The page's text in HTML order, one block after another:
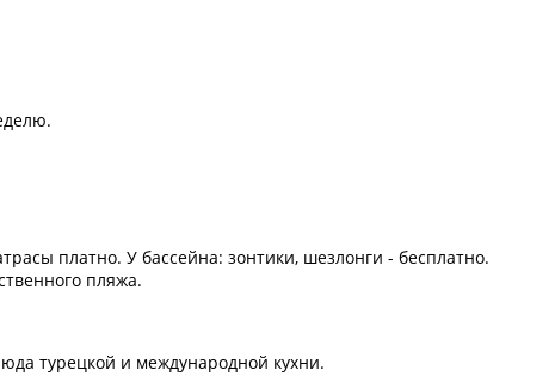
платно. У бассейна: зонтики, шезлонги - бесплатно.
пляжа.
турецкой и международной кухни.